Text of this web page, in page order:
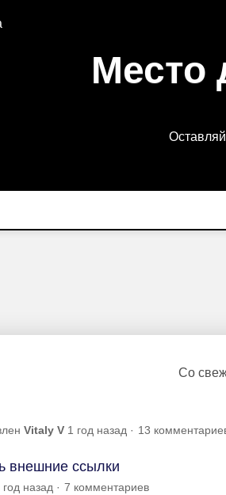
Место
Со
Vitaly V 1 год назад 13
внешние ссылки
год назад 7 комментариев